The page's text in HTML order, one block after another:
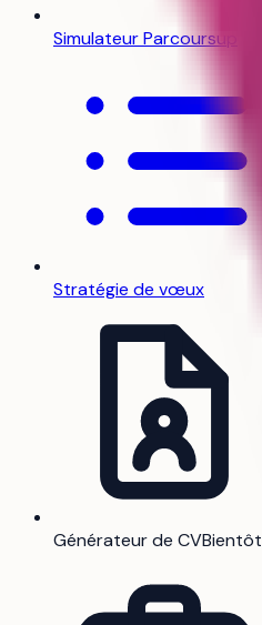
Simulateur Parcoursup
Stratégie de vœux
Générateur de CVBientôt